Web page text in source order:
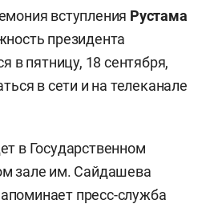
вступления Рустама
президента
в пятницу, 18 сентября,
в сети и на телеканале
в Государственном
зале им. Сайдашева
пресс-служба